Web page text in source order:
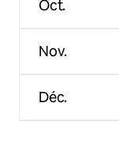
Oct.
Nov.
Déc.